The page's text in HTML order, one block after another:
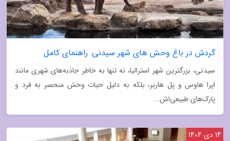
گردش در باغ وحش های شهر سیدنی: راهنمای کامل
سیدنی، بزرگترین شهر استرالیا، نه تنها به خاطر جاذبه‌های شهری مانند
اپرا هاوس و پل هاربر، بلکه به دلیل حیات وحش منحصر به فرد و
پارک‌های طبیعی‌اش...
14 دی 1404